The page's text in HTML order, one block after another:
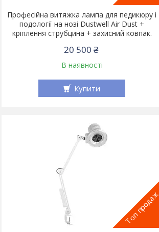
Професійна витяжка лампа для педикюру і
подології на нозі Dustwell Air Dust +
кріплення струбцина + захисний ковпак.
20 500 ₴
В наявності
Купити
Топ продаж